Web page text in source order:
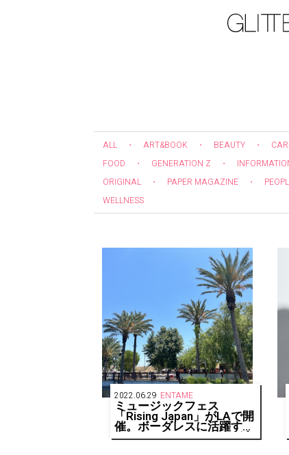
ALL ・ ART&BOOK ・ BEAUTY ・
FOOD
・ GENERATION Z ・
ORIGINAL
・ PAPER MAGAZINE ・
WELLNESS
2022.06.29 ENTAME
ミュージックフェス
「Rising Japan」がLAで開
催。ボーダレスに活躍する
あのアーティストたちが参